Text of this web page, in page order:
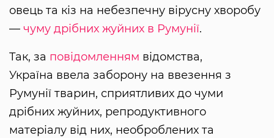
овець та кіз на небезпечну вірусну хворобу
— чуму дрібних жуйних в Румунії.
Так, за повідомленням відомства,
Україна ввела заборону на ввезення з
Румунії тварин, сприятливих до чуми
дрібних жуйних, репродуктивного
матеріалу від них, необроблених та